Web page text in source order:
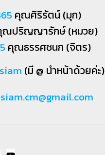
คุณศิริรัตน์ (มุก)
ณปริญญารักษ์ (หมวย)
คุณธรรศชนก (จิตร)
(มี @ นำหน้าด้วยค่ะ)